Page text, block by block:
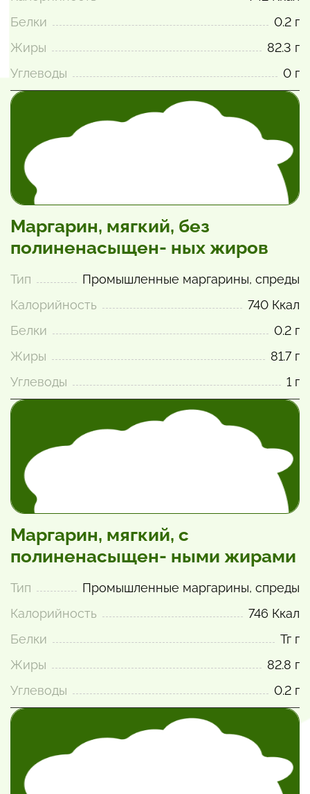
Белки
0.2 г
Жиры
82.3 г
Углеводы
0 г
Маргарин, мягкий, без
полиненасыщен- ных жиров
Тип
Промышленные маргарины, спреды
Калорийность
740 Ккал
Белки
0.2 г
Жиры
81.7 г
Углеводы
1 г
Маргарин, мягкий, с
полиненасыщен- ными жирами
Тип
Промышленные маргарины, спреды
Калорийность
746 Ккал
Белки
Тг г
Жиры
82.8 г
Углеводы
0.2 г